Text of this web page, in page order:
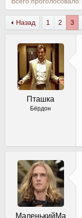
Назад 1 2 3
Пташка
Бёрдон
МаленькийМа